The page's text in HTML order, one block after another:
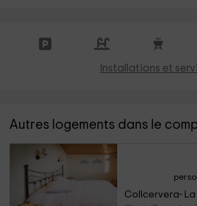
Installations et
Autres logements dans le
Collcervera- La